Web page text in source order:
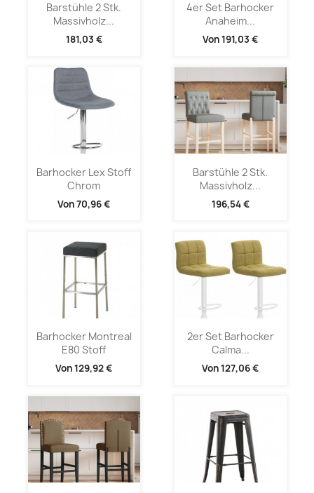
Barstühle 2 Stk.
Massivholz...
181,03 €
4er Set Barhocker
Anaheim...
Von191,03 €
Barhocker Lex Stoff
Chrom
Von70,96 €
Barstühle 2 Stk.
Massivholz...
196,54 €
Barhocker Montreal
E80 Stoff
Von129,92 €
2er Set Barhocker
Calma...
Von127,06 €